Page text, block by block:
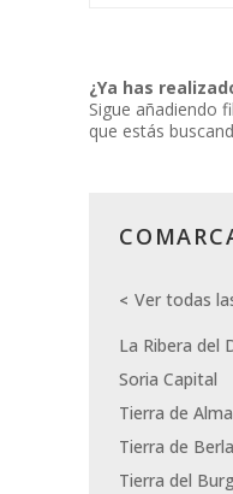
¿Ya has
Sigue añadiendo
que estás
Ver todas
La Ribera del
Soria Capital
Tierra de
Tierra de
Tierra del